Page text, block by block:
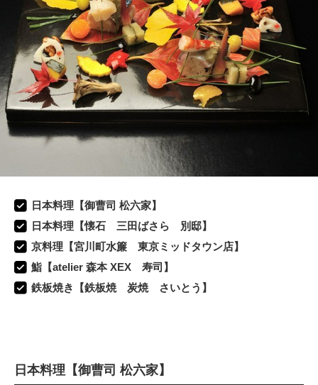
日本料理【御曹司 松六家】
日本料理【懐石 三田ばさら 別邸】
京料理【宮川町水簾 東京ミッドタウン店】
鮨【atelier 森本 XEX 寿司】
鉄板焼き【鉄板焼 炭焼 さいとう】
日本料理【御曹司 松六家】